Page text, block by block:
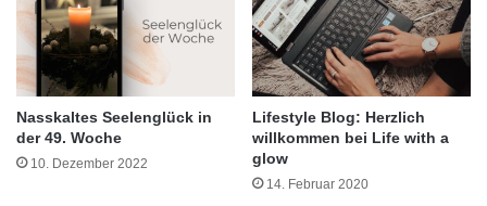
Nasskaltes Seelenglück in
der 49. Woche
10. Dezember 2022
Lifestyle Blog: Herzlich
willkommen bei Life with a
glow
14. Februar 2020